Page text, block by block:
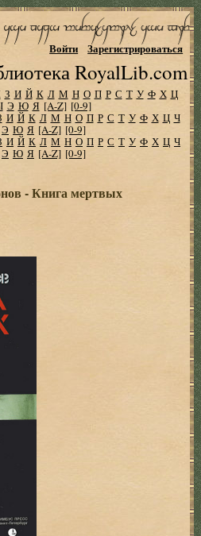
RoyalLib.com
Войти Зарегистрироваться
З И Й К Л М Н О П Р С Т У Ф Х Ц
Э Ю Я [A-Z] [0-9]
И Й К Л М Н О П Р С Т У Ф Х Ц Ч
Э Ю Я [A-Z] [0-9]
И Й К Л М Н О П Р С Т У Ф Х Ц Ч
Э Ю Я [A-Z] [0-9]
- Книга мертвых